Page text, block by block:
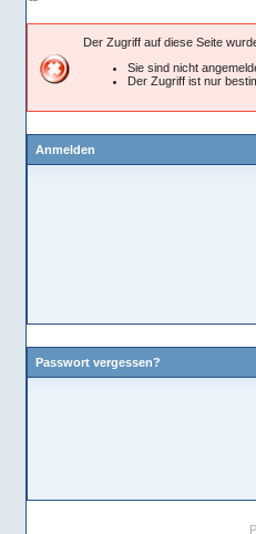
Der Zugriff auf diese Seite
Sie sind nicht
Der Zugriff ist nur
Anmelden
Passwort vergessen?